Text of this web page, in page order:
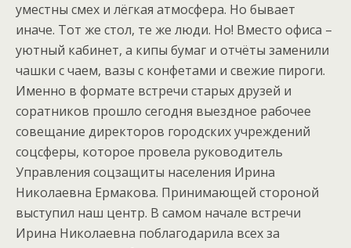
уместны смех и лёгкая атмосфера. Но бывает
иначе. Тот же стол, те же люди. Но! Вместо офиса –
уютный кабинет, а кипы бумаг и отчёты заменили
чашки с чаем, вазы с конфетами и свежие пироги.
Именно в формате встречи старых друзей и
соратников прошло сегодня выездное рабочее
совещание директоров городских учреждений
соцсферы, которое провела руководитель
Управления соцзащиты населения Ирина
Николаевна Ермакова. Принимающей стороной
выступил наш центр. В самом начале встречи
Ирина Николаевна поблагодарила всех за